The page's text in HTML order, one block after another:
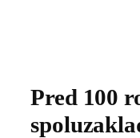
Pred 100